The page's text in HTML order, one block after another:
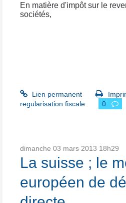
En matière d'impôt sur le
sociétés,
Lien permanent
regularisation fiscale
0
dimanche 03 mars 2013 18h29
La suisse ; le
européen de